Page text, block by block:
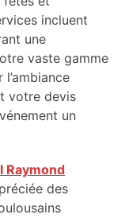
incluent
une
vaste gamme
votre devis
un
Raymond
des